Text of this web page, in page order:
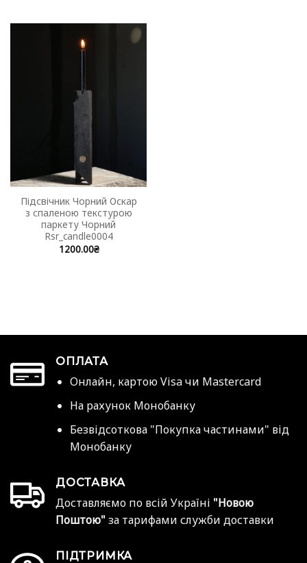
Підсвічник Чорний Оскар
з спаленою текстурою
паркету Чорний
Rsr_candle0004
1200.00₴
ОПЛАТА
Онлайн, картою Visa чи Mastercard
На рахунок Монобанку
Безвідсоткова "Покупка частинами" від
Монобанку
ДОСТАВКА
Доставляємо по всій Україні "Новою
Поштою" за тарифами служби доставки
ПІДТРИМКА